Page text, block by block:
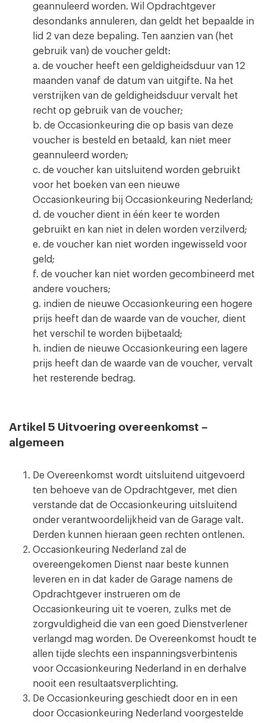
geannuleerd worden. Wil Opdrachtgever
desondanks annuleren, dan geldt het bepaalde in
lid 2 van deze bepaling. Ten aanzien van (het
gebruik van) de voucher geldt:
a. de voucher heeft een geldigheidsduur van 12
maanden vanaf de datum van uitgifte. Na het
verstrijken van de geldigheidsduur vervalt het
recht op gebruik van de voucher;
b. de Occasionkeuring die op basis van deze
voucher is besteld en betaald, kan niet meer
geannuleerd worden;
c. de voucher kan uitsluitend worden gebruikt
voor het boeken van een nieuwe
Occasionkeuring bij Occasionkeuring Nederland;
d. de voucher dient in één keer te worden
gebruikt en kan niet in delen worden verzilverd;
e. de voucher kan niet worden ingewisseld voor
geld;
f. de voucher kan niet worden gecombineerd met
andere vouchers;
g. indien de nieuwe Occasionkeuring een hogere
prijs heeft dan de waarde van de voucher, dient
het verschil te worden bijbetaald;
h. indien de nieuwe Occasionkeuring een lagere
prijs heeft dan de waarde van de voucher, vervalt
het resterende bedrag.
Artikel 5 Uitvoering overeenkomst –
algemeen
De Overeenkomst wordt uitsluitend uitgevoerd
ten behoeve van de Opdrachtgever, met dien
verstande dat de Occasionkeuring uitsluitend
onder verantwoordelijkheid van de Garage valt.
Derden kunnen hieraan geen rechten ontlenen.
Occasionkeuring Nederland zal de
overeengekomen Dienst naar beste kunnen
leveren en in dat kader de Garage namens de
Opdrachtgever instrueren om de
Occasionkeuring uit te voeren, zulks met de
zorgvuldigheid die van een goed Dienstverlener
verlangd mag worden. De Overeenkomst houdt te
allen tijde slechts een inspanningsverbintenis
voor Occasionkeuring Nederland in en derhalve
nooit een resultaatsverplichting.
De Occasionkeuring geschiedt door en in een
door Occasionkeuring Nederland voorgestelde